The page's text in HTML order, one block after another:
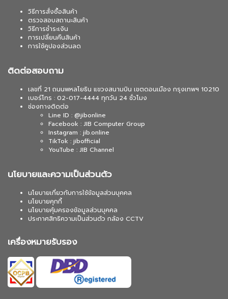
วิธีการสั่งซื้อสินค้า
ตรวจสอบสถานะสินค้า
วิธีการชำระเงิน
การเปลี่ยนคืนสินค้า
การใช้คูปองส่วนลด
ติดต่อสอบถาม
เลขที่ 21 ถนนพหลโยธิน แขวงสนามบิน เขตดอนเมือง กรุงเทพฯ 10210
เบอร์โทร : 02-017-4444 ทุกวัน 24 ชั่วโมง
ช่องทางติดต่อ
Line ID : @jibonline
Facebook : JIB Computer Group
Instagram : jib.online
TikTok : jibofficial
YouTube : JIB Channel
นโยบายและความเป็นส่วนตัว
นโยบายเกี่ยวกับการใช้ข้อมูลส่วนบุคคล
นโยบายคุกกี้
นโยบายคุ้มครองข้อมูลส่วนบุคคล
ประกาศสิทธิความเป็นส่วนตัว กล้อง CCTV
เครื่องหมายรับรอง